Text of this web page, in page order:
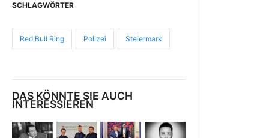
SCHLAGWÖRTER
Red Bull Ring Polizei Steiermark
DAS KÖNNTE SIE AUCH
INTERESSIEREN